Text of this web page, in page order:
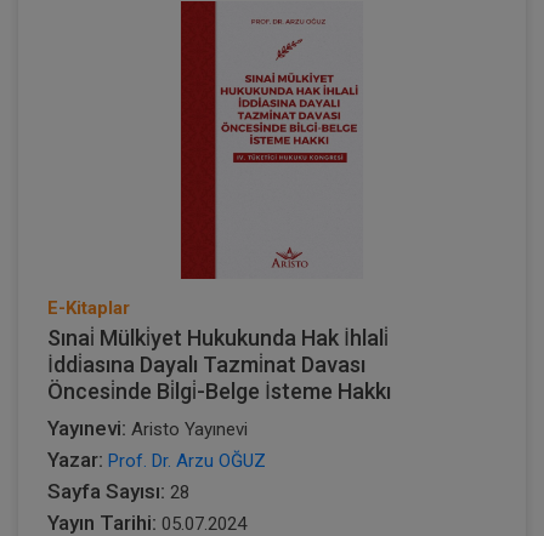
E-Kitaplar
Sınai̇ Mülki̇yet Hukukunda Hak İhlali̇
İddi̇asına Dayalı Tazmi̇nat Davası
Öncesi̇nde Bi̇lgi̇-Belge İsteme Hakkı
Yayınevi: Aristo Yayınevi
Yazar: Prof. Dr. Arzu OĞUZ
Sayfa Sayısı: 28
Yayın Tarihi: 05.07.2024